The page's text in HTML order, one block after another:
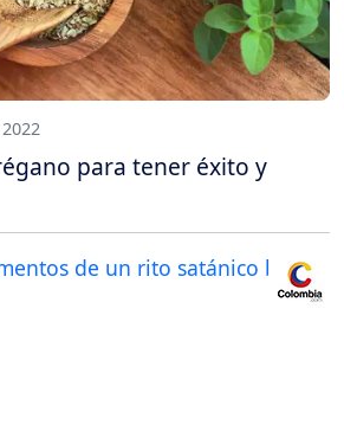
para tener éxito y